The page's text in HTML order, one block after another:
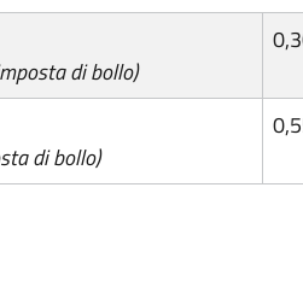
di bollo)
di bollo)